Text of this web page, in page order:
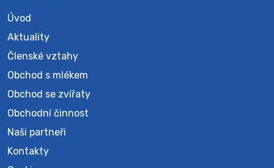
Úvod
Aktuality
Členské vztahy
Obchod s mlékem
Obchod se zvířaty
Obchodní činnost
Naši partneři
Kontakty